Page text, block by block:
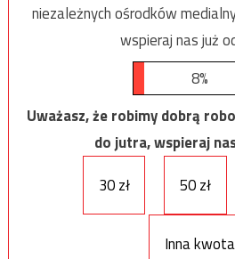
niezależnych ośrodków
wspieraj nas już
8%
Uważasz, że robimy dobrą
do jutra, wspieraj
30 zł
50 zł
Inna kwota